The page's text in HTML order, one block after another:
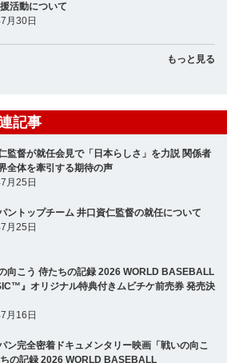
活動について
月30日
もっと見る
記事
監督が就任会見で「日本らしさ」を力説 関係者
全体を牽引する期待の声
月25日
ントップチーム 井口資仁監督の就任について
月25日
の向こう 侍たちの記録 2026 WORLD BASEBALL
』オリジナル特典付きムビチケ前売券 発売決
月16日
ン完全密着ドキュメンタリー映画「戦いの向こ
ちの記録 2026 WORLD BASEBALL